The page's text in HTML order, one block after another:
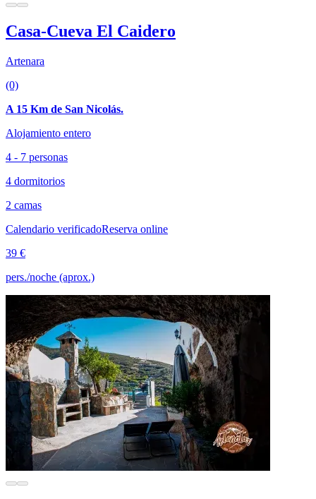
Casa-Cueva El Caidero
Artenara
(0)
A 15 Km de San Nicolás.
Alojamiento entero
4 - 7 personas
4 dormitorios
2 camas
Calendario verificadoReserva online
39 €
pers./noche (aprox.)